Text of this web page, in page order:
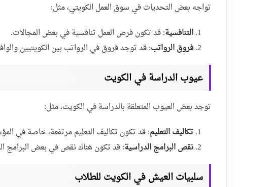
تواجه بعض التحديات في سوق العمل الكويتي، مثل:
التنافسية: قد تكون فرص العمل تنافسية في بعض المجالات.
فروق الرواتب: قد توجد فروق في الرواتب بين الكويتيين
عيوب الدراسة في الكويت
توجد بعض العيوب المتعلقة بالدراسة في الكويت، مثل:
تكاليف التعليم: قد تكون تكاليف التعليم مرتفعة، خاصة في
نقص البرامج الدراسية: قد تكون هناك نقص في بعض البرامج
سلبيات العيش في الكويت للطلاب